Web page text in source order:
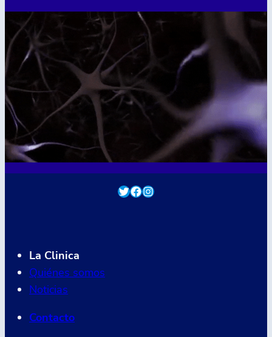
Twitter Facebook Instagram
La Clinica
Quiénes somos
Noticias
Contacto